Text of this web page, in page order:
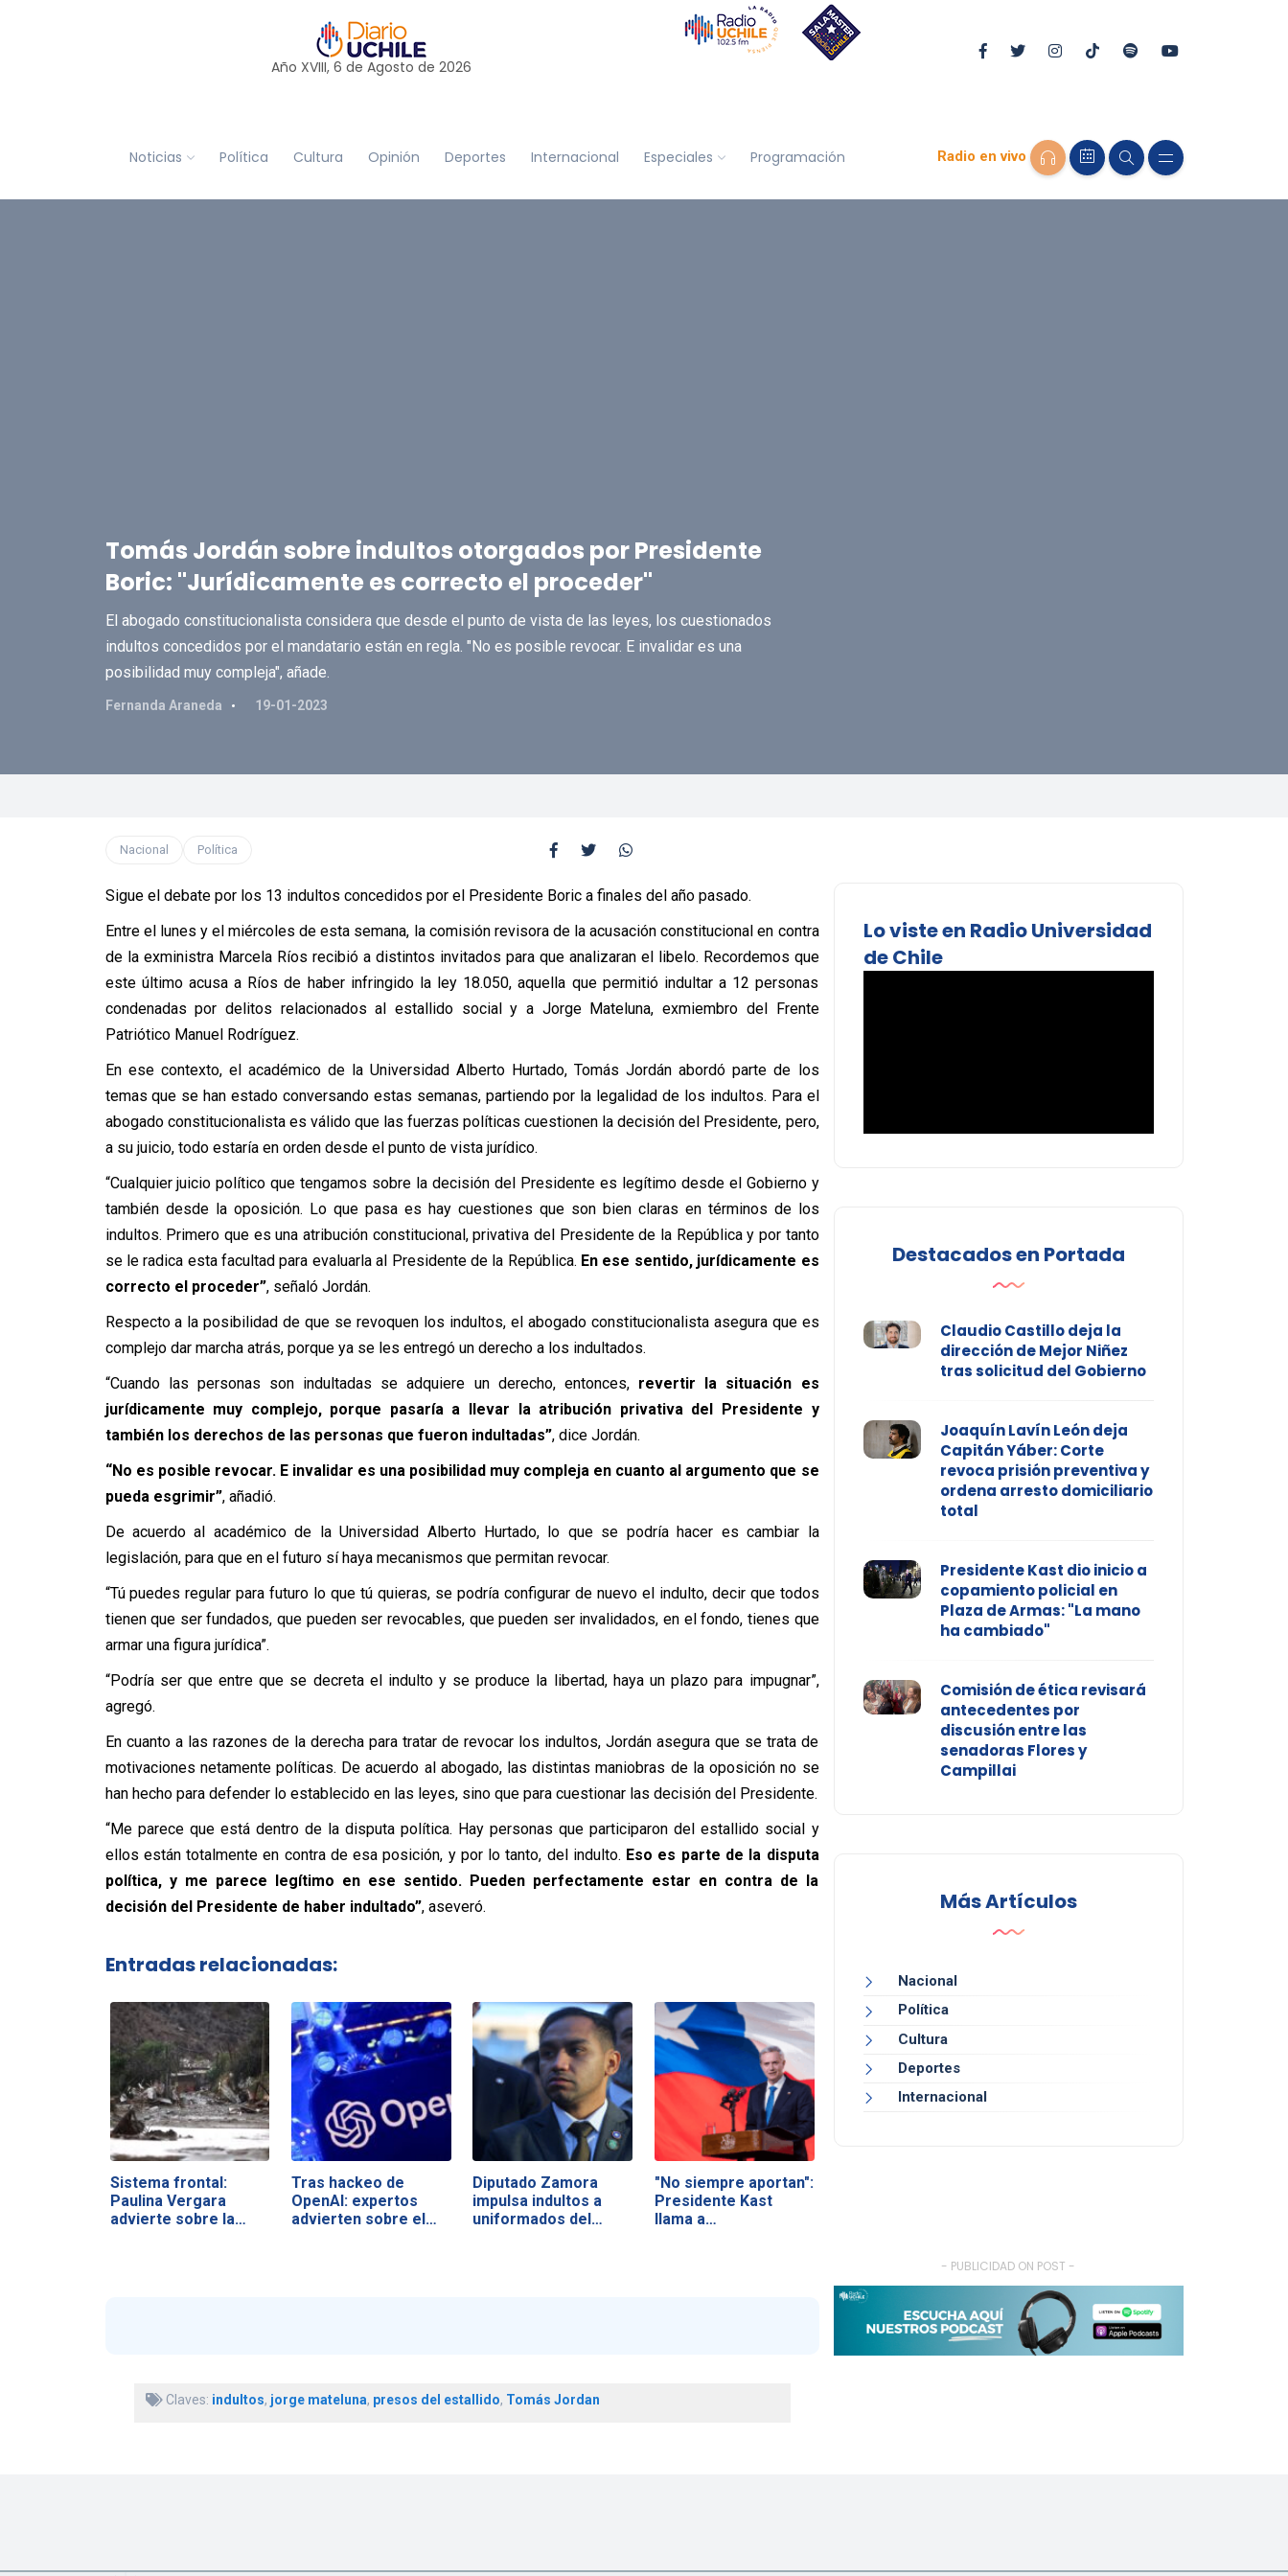
Año XVIII, 6 de Agosto de 2026
Noticias Política Cultura Opinión Deportes Internacional Especiales Programación Radio en vivo
Tomás Jordán sobre indultos otorgados por Presidente
Boric: "Jurídicamente es correcto el proceder"
El abogado constitucionalista considera que desde el punto de vista de las leyes, los cuestionados
indultos concedidos por el mandatario están en regla. "No es posible revocar. E invalidar es una
posibilidad muy compleja", añade.
Fernanda Araneda 19-01-2023
Nacional Política
Sigue el debate por los 13 indultos concedidos por el Presidente Boric a finales del año pasado.
Entre el lunes y el miércoles de esta semana, la comisión revisora de la acusación constitucional en contra
de la exministra Marcela Ríos recibió a distintos invitados para que analizaran el libelo. Recordemos que
este último acusa a Ríos de haber infringido la ley 18.050, aquella que permitió indultar a 12 personas
condenadas por delitos relacionados al estallido social y a Jorge Mateluna, exmiembro del Frente
Patriótico Manuel Rodríguez.
En ese contexto, el académico de la Universidad Alberto Hurtado, Tomás Jordán abordó parte de los
temas que se han estado conversando estas semanas, partiendo por la legalidad de los indultos. Para el
abogado constitucionalista es válido que las fuerzas políticas cuestionen la decisión del Presidente, pero,
a su juicio, todo estaría en orden desde el punto de vista jurídico.
“Cualquier juicio político que tengamos sobre la decisión del Presidente es legítimo desde el Gobierno y
también desde la oposición. Lo que pasa es hay cuestiones que son bien claras en términos de los
indultos. Primero que es una atribución constitucional, privativa del Presidente de la República y por tanto
se le radica esta facultad para evaluarla al Presidente de la República. En ese sentido, jurídicamente es
correcto el proceder”, señaló Jordán.
Respecto a la posibilidad de que se revoquen los indultos, el abogado constitucionalista asegura que es
complejo dar marcha atrás, porque ya se les entregó un derecho a los indultados.
“Cuando las personas son indultadas se adquiere un derecho, entonces, revertir la situación es
jurídicamente muy complejo, porque pasaría a llevar la atribución privativa del Presidente y
también los derechos de las personas que fueron indultadas”, dice Jordán.
“No es posible revocar. E invalidar es una posibilidad muy compleja en cuanto al argumento que se
pueda esgrimir”, añadió.
De acuerdo al académico de la Universidad Alberto Hurtado, lo que se podría hacer es cambiar la
legislación, para que en el futuro sí haya mecanismos que permitan revocar.
“Tú puedes regular para futuro lo que tú quieras, se podría configurar de nuevo el indulto, decir que todos
tienen que ser fundados, que pueden ser revocables, que pueden ser invalidados, en el fondo, tienes que
armar una figura jurídica”.
“Podría ser que entre que se decreta el indulto y se produce la libertad, haya un plazo para impugnar”,
agregó.
En cuanto a las razones de la derecha para tratar de revocar los indultos, Jordán asegura que se trata de
motivaciones netamente políticas. De acuerdo al abogado, las distintas maniobras de la oposición no se
han hecho para defender lo establecido en las leyes, sino que para cuestionar las decisión del Presidente.
“Me parece que está dentro de la disputa política. Hay personas que participaron del estallido social y
ellos están totalmente en contra de esa posición, y por lo tanto, del indulto. Eso es parte de la disputa
política, y me parece legítimo en ese sentido. Pueden perfectamente estar en contra de la
decisión del Presidente de haber indultado”, aseveró.
Entradas relacionadas:
Sistema frontal:
Paulina Vergara
advierte sobre la…
Tras hackeo de
OpenAI: expertos
advierten sobre el…
Diputado Zamora
impulsa indultos a
uniformados del…
"No siempre aportan":
Presidente Kast
llama a…
Claves: indultos, jorge mateluna, presos del estallido, Tomás Jordan
Lo viste en Radio Universidad
de Chile
Destacados en Portada
Claudio Castillo deja la
dirección de Mejor Niñez
tras solicitud del Gobierno
Joaquín Lavín León deja
Capitán Yáber: Corte
revoca prisión preventiva y
ordena arresto domiciliario
total
Presidente Kast dio inicio a
copamiento policial en
Plaza de Armas: "La mano
ha cambiado"
Comisión de ética revisará
antecedentes por
discusión entre las
senadoras Flores y
Campillai
Más Artículos
Nacional
Política
Cultura
Deportes
Internacional
- PUBLICIDAD ON POST -